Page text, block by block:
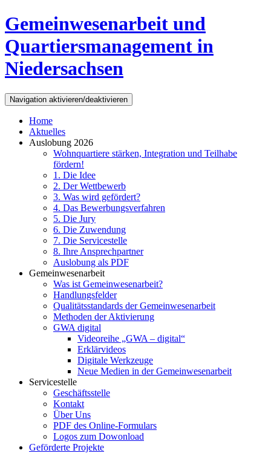
Direkt zum Inhalt
Gemeinwesenarbeit und
Quartiersmanagement in
Niedersachsen
Navigation aktivieren/deaktivieren
Home
Aktuelles
Auslobung 2026
Wohnquartiere stärken, Integration und Teilhabe
fördern!
1. Die Idee
2. Der Wettbewerb
3. Was wird gefördert?
4. Das Bewerbungsverfahren
5. Die Jury
6. Die Zuwendung
7. Die Servicestelle
8. Ihre Ansprechpartner
Auslobung als PDF
Gemeinwesenarbeit
Was ist Gemeinwesenarbeit?
Handlungsfelder
Qualitätsstandards der Gemeinwesenarbeit
Methoden der Aktivierung
GWA digital
Videoreihe „GWA – digital“
Erklärvideos
Digitale Werkzeuge
Neue Medien in der Gemeinwesenarbeit
Servicestelle
Geschäftsstelle
Kontakt
Über Uns
PDF des Online-Formulars
Logos zum Dowonload
Geförderte Projekte